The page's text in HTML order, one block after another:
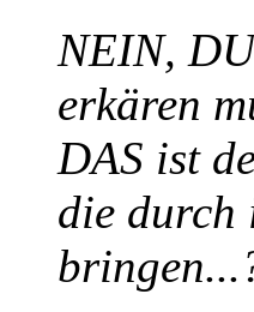
NEIN,
erkären
DAS ist
die durch